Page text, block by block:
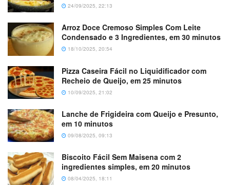
24/09/2025, 22:13
Arroz Doce Cremoso Simples Com Leite
Condensado e 3 Ingredientes, em 30 minutos
18/10/2025, 20:54
Pizza Caseira Fácil no Liquidificador com
Recheio de Queijo, em 25 minutos
10/09/2025, 21:02
Lanche de Frigideira com Queijo e Presunto,
em 10 minutos
09/08/2025, 09:13
Biscoito Fácil Sem Maisena com 2
ingredientes simples, em 20 minutos
08/04/2025, 18:11